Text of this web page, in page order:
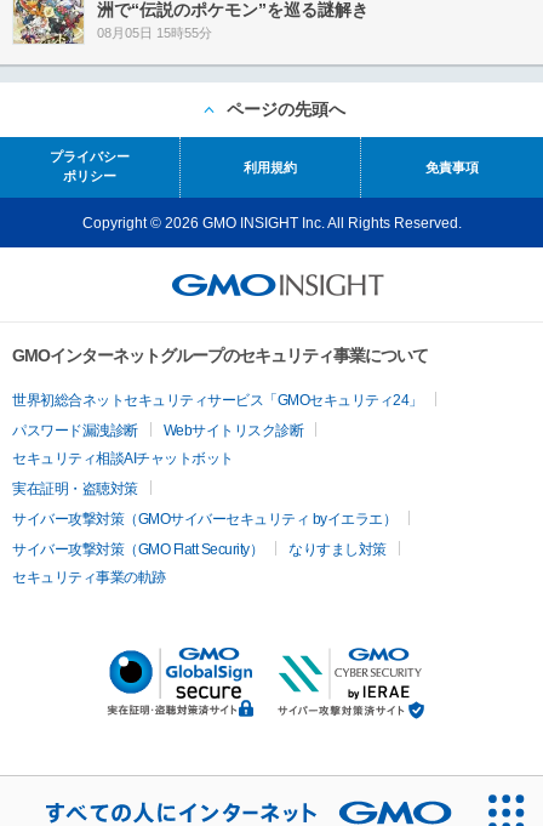
洲で“伝説のポケモン”を巡る謎解き
08月05日 15時55分
ページの先頭へ
プライバシー
ポリシー
利用規約 免責事項
Copyright © 2026 GMO INSIGHT Inc. All Rights Reserved.
GMOインターネットグループのセキュリティ事業について
世界初総合ネットセキュリティサービス「GMOセキュリティ24」
パスワード漏洩診断
Webサイトリスク診断
セキュリティ相談AIチャットボット
実在証明・盗聴対策
サイバー攻撃対策（GMOサイバーセキュリティ byイエラエ）
サイバー攻撃対策（GMO Flatt Security）
なりすまし対策
セキュリティ事業の軌跡